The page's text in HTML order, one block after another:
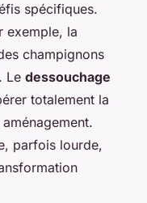
spécifiques.
exemple, la
champignons
Le dessouchage
totalement la
parfois lourde,